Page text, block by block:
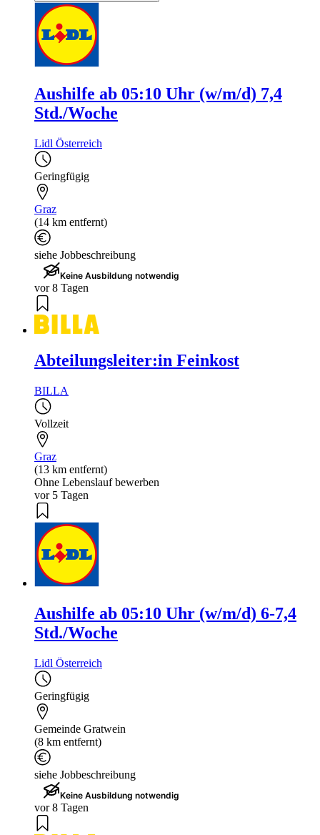
Aushilfe ab 05:10 Uhr (w/m/d) 7,4
Std./Woche
Lidl Österreich
Geringfügig
Graz
(14 km entfernt)
siehe Jobbeschreibung
Keine Ausbildung notwendig
vor 8 Tagen
Abteilungsleiter:in Feinkost
BILLA
Vollzeit
Graz
(13 km entfernt)
Ohne Lebenslauf bewerben
vor 5 Tagen
Aushilfe ab 05:10 Uhr (w/m/d) 6-7,4
Std./Woche
Lidl Österreich
Geringfügig
Gemeinde Gratwein
(8 km entfernt)
siehe Jobbeschreibung
Keine Ausbildung notwendig
vor 8 Tagen